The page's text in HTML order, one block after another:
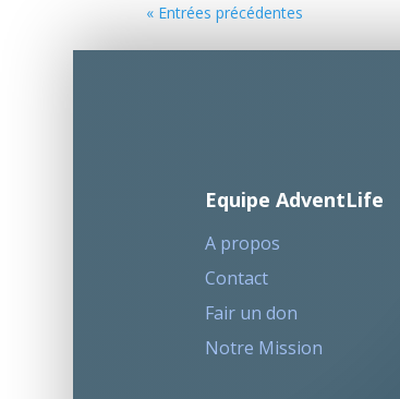
« Entrées précédentes
Equipe AdventLife
A propos
Contact
Fair un don
Notre Mission